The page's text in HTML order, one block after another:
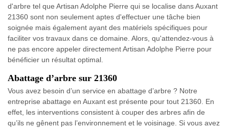
d'arbre tel que Artisan Adolphe Pierre qui se localise dans Auxant
21360 sont non seulement aptes d'effectuer une tâche bien
soignée mais également ayant des matériels spécifiques pour
faciliter vos travaux dans ce domaine. Alors, qu'attendez-vous à
ne pas encore appeler directement Artisan Adolphe Pierre pour
bénéficier un résultat optimal.
Abattage d’arbre sur 21360
Vous avez besoin d’un service en abattage d’arbre ? Notre
entreprise abattage en Auxant est présente pour tout 21360. En
effet, les interventions consistent à couper des arbres afin de
qu’ils ne gênent pas l’environnement et le voisinage. Si vous avez